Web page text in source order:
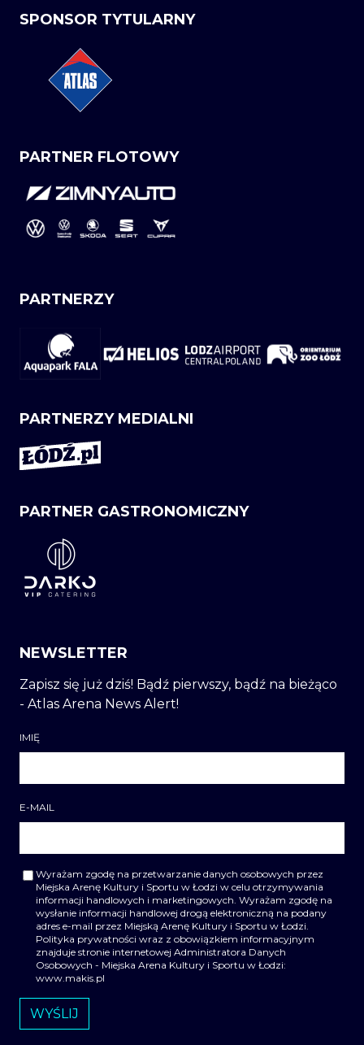
SPONSOR TYTULARNY
PARTNER FLOTOWY
PARTNERZY
PARTNERZY MEDIALNI
PARTNER GASTRONOMICZNY
NEWSLETTER
Zapisz się już dziś! Bądź pierwszy, bądź na bieżąco
- Atlas Arena News Alert!
IMIĘ
E-MAIL
Wyrażam zgodę na przetwarzanie danych osobowych przez
Miejska Arenę Kultury i Sportu w Łodzi w celu otrzymywania
informacji handlowych i marketingowych. Wyrażam zgodę na
wysłanie informacji handlowej drogą elektroniczną na podany
adres e-mail przez Miejską Arenę Kultury i Sportu w Łodzi.
Polityka prywatności wraz z obowiązkiem informacyjnym
znajduje stronie internetowej Administratora Danych
Osobowych - Miejska Arena Kultury i Sportu w Łodzi:
www.makis.pl